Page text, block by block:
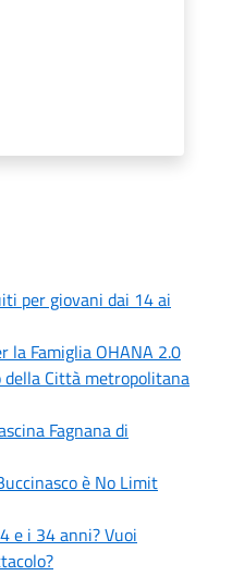
per giovani dai 14 ai
la Famiglia OHANA 2.0
Città metropolitana
Fagnana di
è No Limit
e i 34 anni? Vuoi